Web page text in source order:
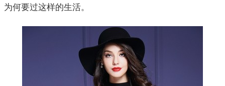
为何要过这样的生活。